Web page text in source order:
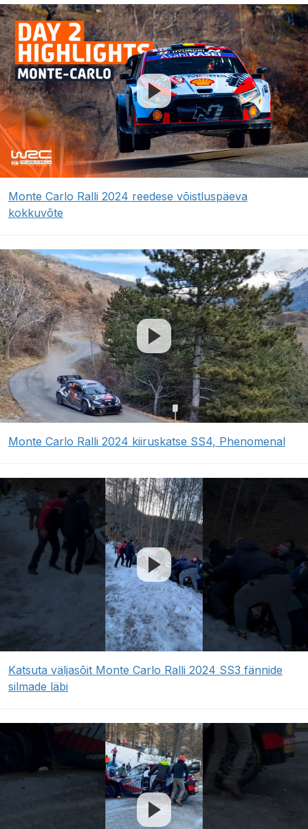
Monte Carlo Ralli 2024 reedese võistluspäeva
kokkuvõte
Monte Carlo Ralli 2024 kiiruskatse SS4, Phenomenal
Katsuta väljasõit Monte Carlo Ralli 2024 SS3 fännide
silmade läbi